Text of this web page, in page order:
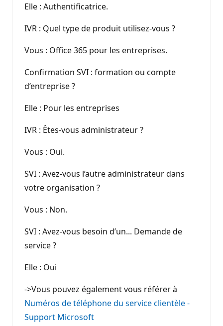
Elle : Authentificatrice.
IVR : Quel type de produit utilisez-vous ?
Vous : Office 365 pour les entreprises.
Confirmation SVI : formation ou compte
d’entreprise ?
Elle : Pour les entreprises
IVR : Êtes-vous administrateur ?
Vous : Oui.
SVI : Avez-vous l’autre administrateur dans
votre organisation ?
Vous : Non.
SVI : Avez-vous besoin d’un... Demande de
service ?
Elle : Oui
->Vous pouvez également vous référer à
Numéros de téléphone du service clientèle -
Support Microsoft